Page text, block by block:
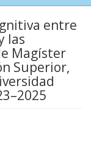
entre
las
Magíster
Superior,